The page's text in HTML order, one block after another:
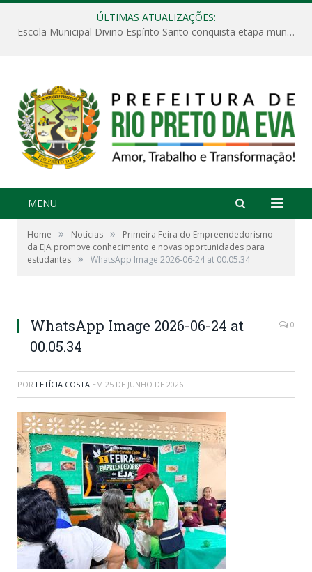
ÚLTIMAS ATUALIZAÇÕES:
Escola Municipal Divino Espírito Santo conquista etapa municipal da V Feira Amazonense de Matemática
MENU
Home » Notícias »
Primeira Feira do Empreendedorismo
da EJA promove conhecimento e novas oportunidades para
estudantes » WhatsApp Image 2026-06-24 at 00.05.34
WhatsApp Image 2026-06-24 at
00.05.34
0
POR LETÍCIA COSTA EM 25 DE JUNHO DE 2026